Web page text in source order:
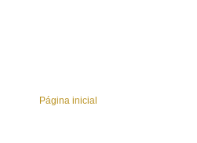
Página inicial